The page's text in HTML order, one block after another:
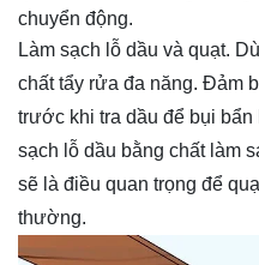
chuyển động.
Làm sạch lỗ dầu và quạt.
chất tẩy rửa đa năng. Đảm
trước khi tra dầu để bụi bẩn
sạch lỗ dầu bằng chất làm
sẽ là điều quan trọng để
thường.